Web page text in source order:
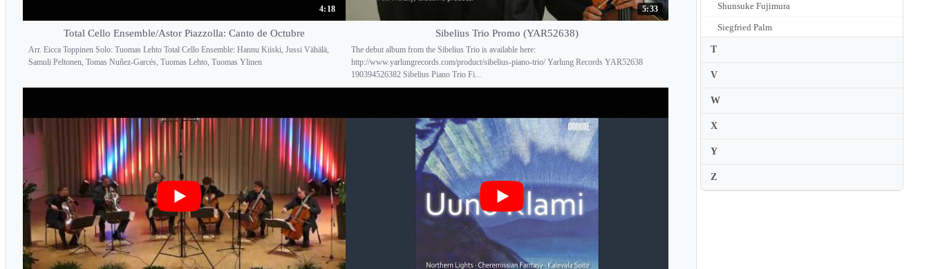
4:18
Total Cello Ensemble/Astor Piazzolla: Canto de Octubre
Arr. Eicca Toppinen Solo: Tuomas Lehto Total Cello Ensemble: Hannu Kiiski, Jussi Vähälä,
Samuli Peltonen, Tomas Nuñez-Garcés, Tuomas Lehto, Tuomas Ylinen
5:33
Sibelius Trio Promo (YAR52638)
The debut album from the Sibelius Trio is available here:
http://www.yarlungrecords.com/product/sibelius-piano-trio/ Yarlung Records YAR52638
190394526382 Sibelius Piano Trio Fi...
Shunsuke Fujimura
Siegfried Palm
T
V
W
X
Y
Z